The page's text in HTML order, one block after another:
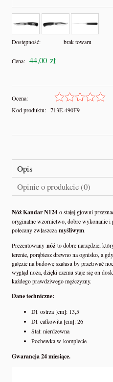
Dostępność: brak towaru
Cena: 44,00 zł
Ocena:
Kod produktu: 713E-490F9
Opis
Opinie o produkcie (0)
Nóż Kandar N124 o stałej głowni
oryginalne wzornictwo, dobre wykonanie i
polecany zwłaszcza myśliwym.
Prezentowany nóż to dobre narzędzie,
terenie, porąbiesz drewno na ognisko, a
gałęzie na budowę szałasu by przetrwać
wygląd noża, dzięki czemu staje się on
każdego prawdziwego mężczyzny.
Dane techniczne:
Dł. ostrza [cm]: 13,5
Dł. całkowita [cm]: 26
Stal: nierdzewna
Pochewka w komplecie
Gwarancja 24 miesiące.